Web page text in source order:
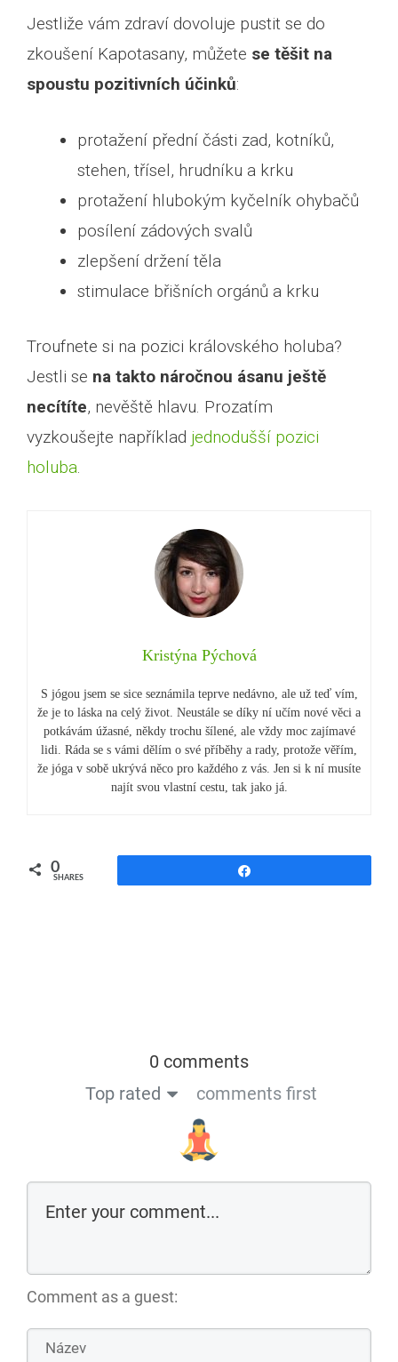
Jestliže vám zdraví dovoluje pustit se do
zkoušení Kapotasany, můžete se těšit na
spoustu pozitivních účinků:
protažení přední části zad, kotníků,
stehen, třísel, hrudníku a krku
protažení hlubokým kyčelník ohybačů
posílení zádových svalů
zlepšení držení těla
stimulace břišních orgánů a krku
Troufnete si na pozici královského holuba?
Jestli se na takto náročnou ásanu ještě
necítíte, nevěště hlavu. Prozatím
vyzkoušejte například jednodušší pozici
holuba.
Kristýna Pýchová
S jógou jsem se sice seznámila teprve nedávno, ale už teď vím,
že je to láska na celý život. Neustále se díky ní učím nové věci a
potkávám úžasné, někdy trochu šílené, ale vždy moc zajímavé
lidi. Ráda se s vámi dělím o své příběhy a rady, protože věřím,
že jóga v sobě ukrývá něco pro každého z vás. Jen si k ní musíte
najít svou vlastní cestu, tak jako já.
0
SHARES
0 comments
Top rated
comments first
Comment as a guest: